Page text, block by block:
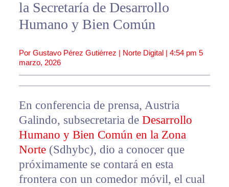
la Secretaría de Desarrollo
Humano y Bien Común
Por Gustavo Pérez Gutiérrez | Norte Digital | 4:54 pm 5
marzo, 2026
En conferencia de prensa, Austria
Galindo, subsecretaria de Desarrollo
Humano y Bien Común en la Zona
Norte(Sdhybc), dio a conocer que
próximamente se contará en esta
frontera con un comedor móvil, el cual